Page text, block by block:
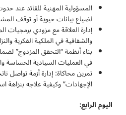
المسؤولية المهنية للقائد عند
لضياع بيانات حيوية أو توقف
إدارة العلاقة مع مزودي برمجيات
والشفافية في الملكية الفكرية
بناء أنظمة “التحقق المزدوج”
في العمليات السيادية الحساسة
تمرين محاكاة: إدارة أزمة تواصل
الإجهادات” وكيفية علاجه بنزاهة
اليوم الرابع: